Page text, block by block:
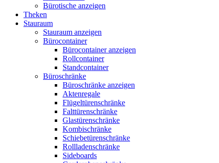
Bürotische anzeigen
Theken
Stauraum
Stauraum anzeigen
Bürocontainer
Bürocontainer anzeigen
Rollcontainer
Standcontainer
Büroschränke
Büroschränke anzeigen
Aktenregale
Flügeltürenschränke
Falttürenschränke
Glastürenschränke
Kombischränke
Schiebetürenschränke
Rollladenschränke
Sideboards